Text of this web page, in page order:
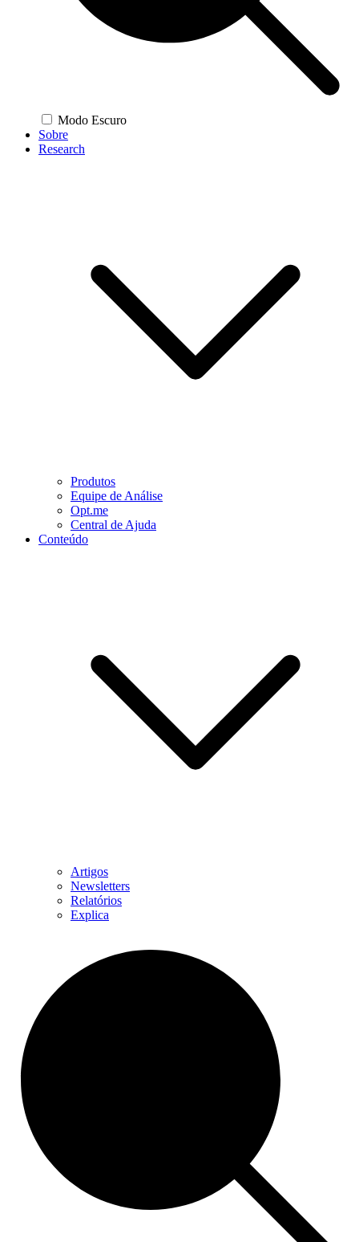
Modo Escuro
Sobre
Research
Produtos
Equipe de Análise
Opt.me
Central de Ajuda
Conteúdo
Artigos
Newsletters
Relatórios
Explica